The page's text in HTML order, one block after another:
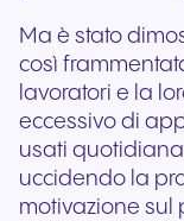
Ma è stato
così
lavoratori e la
eccessivo di
usati
uccidendo la
motivazione sul